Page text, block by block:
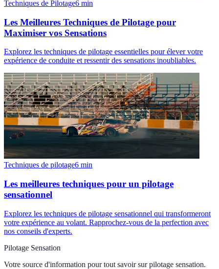
Techniques de Pilotage6 min
Les Meilleures Techniques de Pilotage pour
Maximiser vos Sensations
Explorez les techniques de pilotage essentielles pour élever votre
expérience de conduite et ressentir des sensations inoubliables.
Techniques de pilotage6 min
Les meilleures techniques pour un pilotage
sensationnel
Explorez les techniques de pilotage sensationnel qui transformeront
votre expérience au volant. Rapprochez-vous de la perfection avec
nos conseils d'experts.
Pilotage Sensation
Votre source d'information pour tout savoir sur pilotage sensation.